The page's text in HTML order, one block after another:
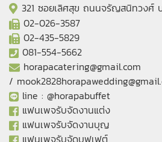
321 ซอยเลิศสุข ถนนจรัญสนิทวงศ์
02-026-3587
02-435-5829
081-554-5662
horapacatering@gmail.com
/
line : @horapabuffet
แฟนเพจรับจัดงานแต่ง
แฟนเพจรับจัดงานบุญ
แฟนเพจรับจัดบุฟเฟต์